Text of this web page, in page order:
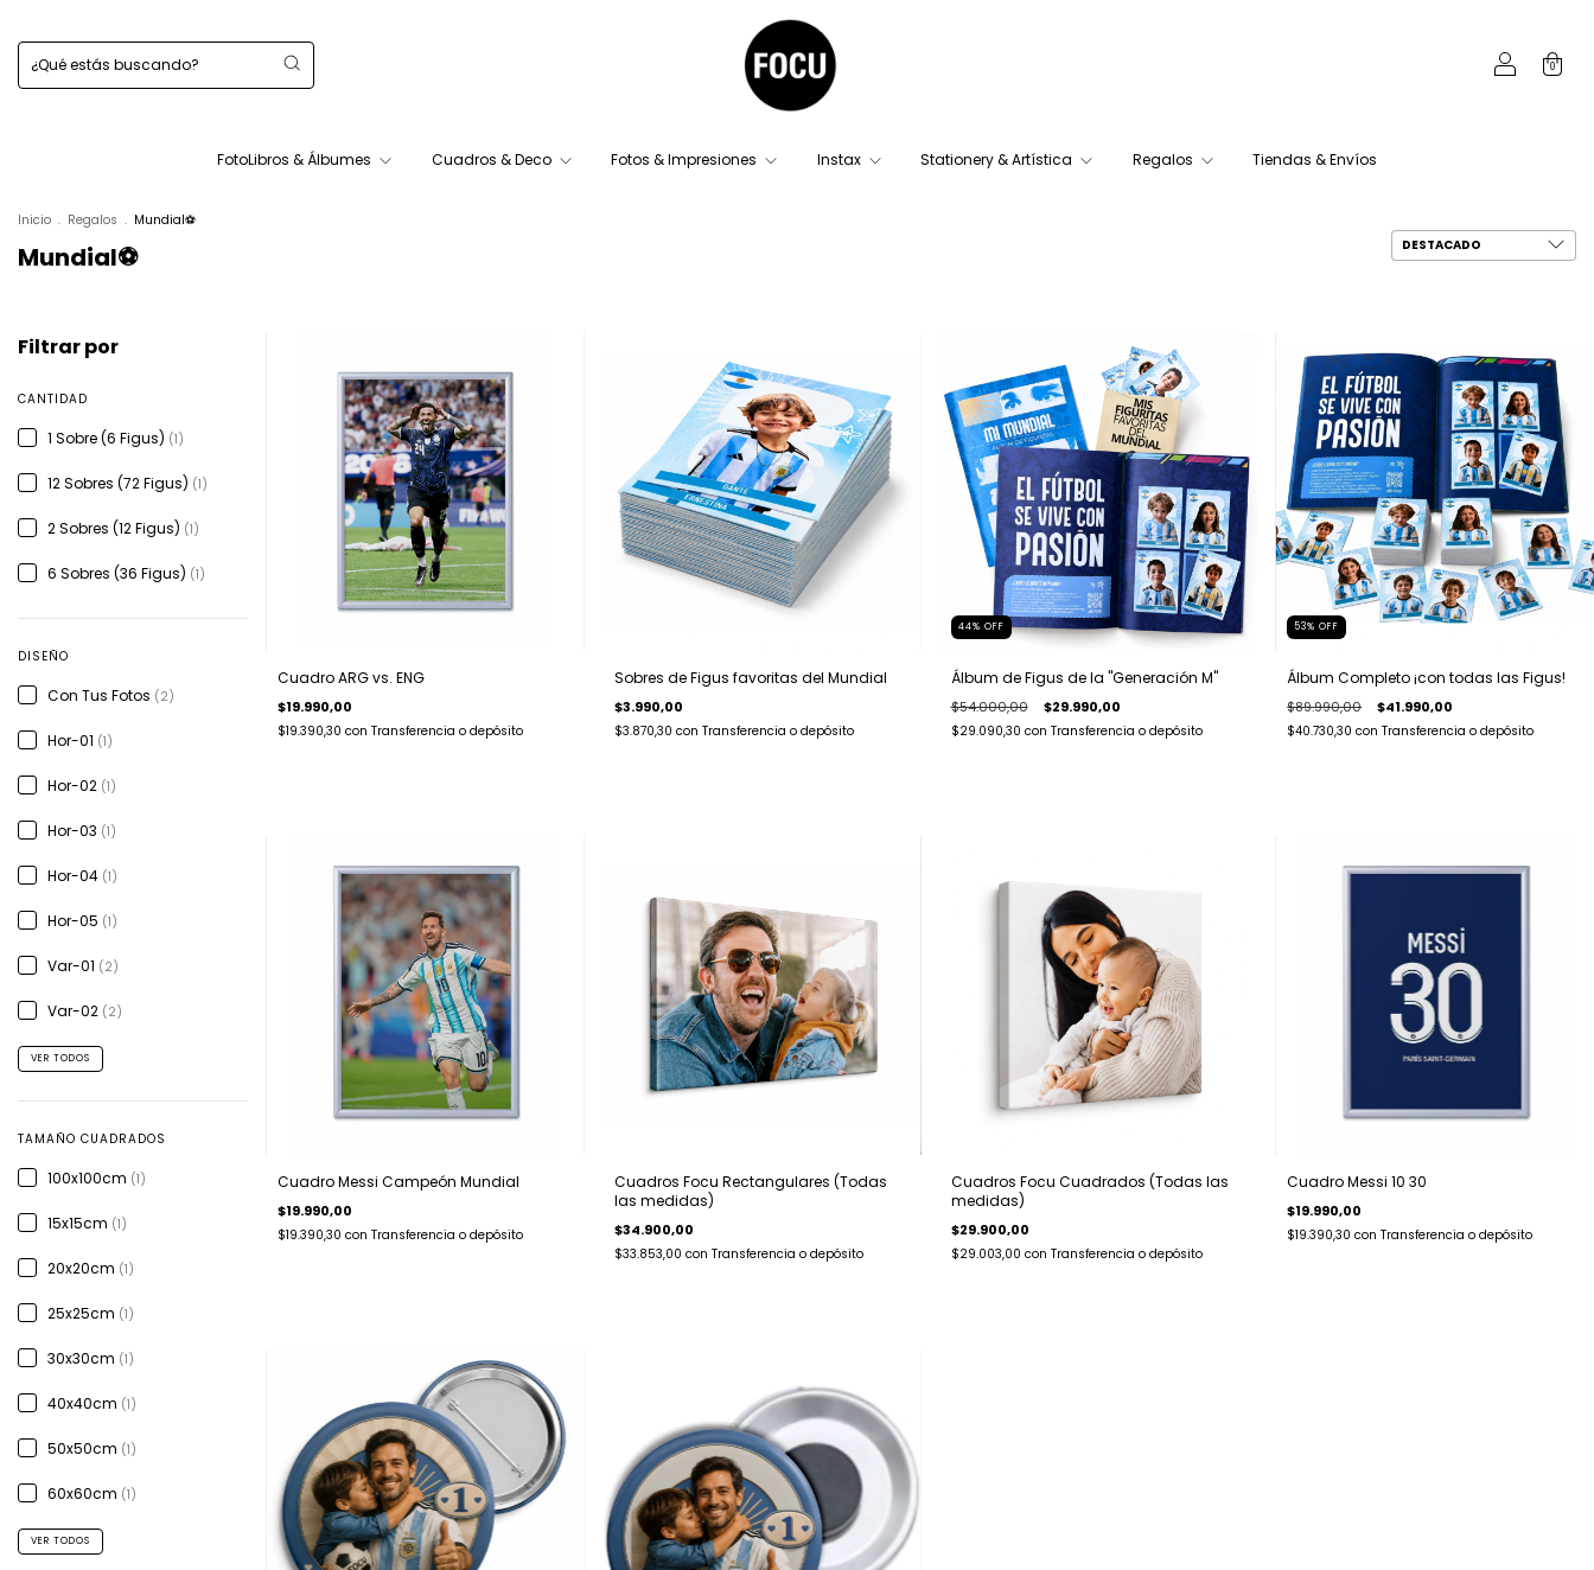
0
FotoLibros & Álbumes Cuadros & Deco Fotos & Impresiones Instax Stationery & Artística Regalos Tiendas & Envíos
Inicio . Regalos . Mundial⚽
Mundial⚽
Filtrar por
CANTIDAD
1 Sobre (6 Figus) (1)
12 Sobres (72 Figus) (1)
2 Sobres (12 Figus) (1)
6 Sobres (36 Figus) (1)
DISEÑO
Con Tus Fotos (2)
Hor-01 (1)
Hor-02 (1)
Hor-03 (1)
Hor-04 (1)
Hor-05 (1)
Var-01 (2)
Var-02 (2)
VER TODOS
TAMAÑO CUADRADOS
100x100cm (1)
15x15cm (1)
20x20cm (1)
25x25cm (1)
30x30cm (1)
40x40cm (1)
50x50cm (1)
60x60cm (1)
VER TODOS
Cuadro ARG vs. ENG
$19.990,00
$19.390,30 con Transferencia o depósito
Sobres de Figus favoritas del Mundial
$3.990,00
$3.870,30 con Transferencia o depósito
44% OFF
Álbum de Figus de la "Generación M"
$54.000,00 $29.990,00
$29.090,30 con Transferencia o depósito
53%OFF
Álbum Completo ¡con todas las Figus!
$89.990,00 $41.990,00
$40.730,30con Transferencia o depósito
Cuadro Messi Campeón Mundial
$19.990,00
$19.390,30 con Transferencia o depósito
Cuadros Focu Rectangulares (Todas
las medidas)
$34.900,00
$33.853,00 con Transferencia o depósito
Cuadros Focu Cuadrados (Todas las
medidas)
$29.900,00
$29.003,00 con Transferencia o depósito
Cuadro Messi 10 30
$19.990,00
$19.390,30con Transferencia o depósito